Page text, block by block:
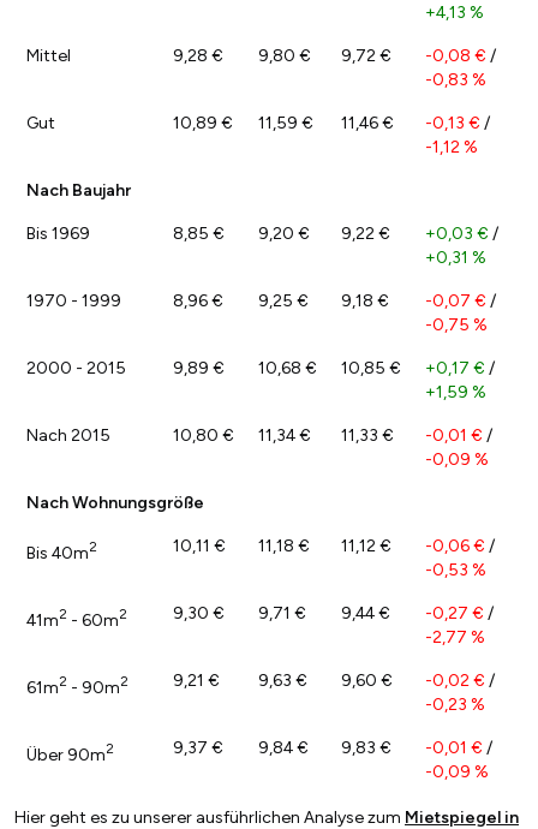
+4,13 %
Mittel 9,28 € 9,80 € 9,72 € -0,08 € /
-0,83 %
Gut 10,89 € 11,59 € 11,46 € -0,13 € /
-1,12 %
Nach Baujahr
Bis 1969 8,85 € 9,20 € 9,22 € +0,03 € /
+0,31 %
1970 - 1999 8,96 € 9,25 € 9,18 € -0,07 € /
-0,75 %
2000 - 2015 9,89 € 10,68 € 10,85 € +0,17 € /
+1,59 %
Nach 2015 10,80 € 11,34 € 11,33 € -0,01 € /
-0,09 %
Nach Wohnungsgröße
Bis 40m2 10,11 € 11,18 € 11,12 € -0,06 € /
-0,53 %
41m2 - 60m2 9,30 € 9,71 € 9,44 € -0,27 € /
-2,77 %
61m2 - 90m2 9,21 € 9,63 € 9,60 € -0,02 € /
-0,23 %
Über 90m2 9,37 € 9,84 € 9,83 € -0,01 € /
-0,09 %
Hier geht es zu unserer ausführlichen Analyse zum Mietspiegel in